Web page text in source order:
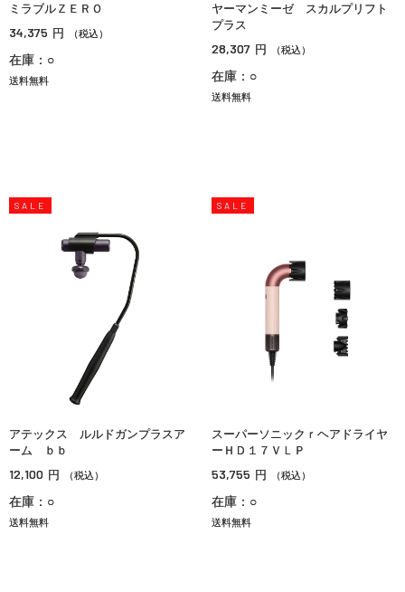
ミラブルＺＥＲＯ
34,375 円 （税込）
在庫：○
送料無料
ヤーマンミーゼ スカルプリフト
プラス
28,307 円 （税込）
在庫：○
送料無料
SALE
アテックス ルルドガンプラスア
ーム ｂｂ
12,100 円 （税込）
在庫：○
送料無料
SALE
スーパーソニックｒヘアドライヤ
ーＨＤ１７ＶＬＰ
53,755 円 （税込）
在庫：○
送料無料